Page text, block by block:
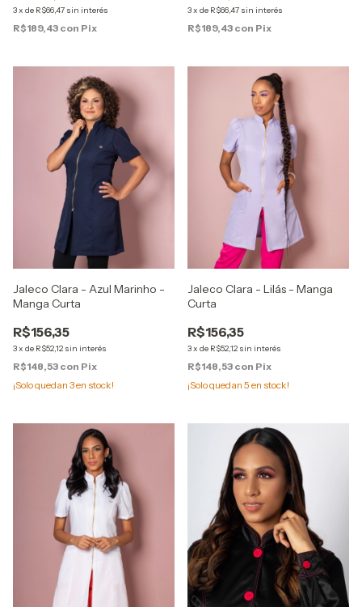
3x de R$66,47 sin interés
R$189,43 con Pix
3x de R$66,47 sin interés
R$189,43 con Pix
Jaleco Clara - Azul Marinho -
Manga Curta
R$156,35
3x de R$52,12 sin interés
R$148,53 con Pix
¡Solo quedan 3en stock!
Jaleco Clara - Lilás - Manga
Curta
R$156,35
3x de R$52,12 sin interés
R$148,53 con Pix
¡Solo quedan 5 en stock!